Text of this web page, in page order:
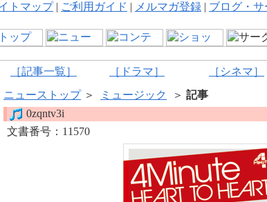
トマップ| ご利用ガイド | メルマガ登録 | ブログ・
［記事一覧］ ［ドラマ］ ［シネマ］
ニューストップ＞ ミュージック ＞ 記事
0zqntv3i
文書番号：11570